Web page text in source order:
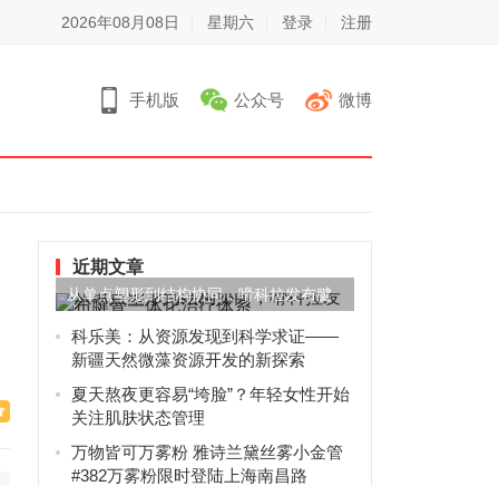
2026年08月08日 星期六 登录 注册
手机版 公众号 微博
近期文章
从单点塑形到结构协同，嗗科拉发布腱
骨一体化治疗体系
科乐美：从资源发现到科学求证——
新疆天然微藻资源开发的新探索
夏天熬夜更容易“垮脸”？年轻女性开始
关注肌肤状态管理
万物皆可万雾粉 雅诗兰黛丝雾小金管
#382万雾粉限时登陆上海南昌路